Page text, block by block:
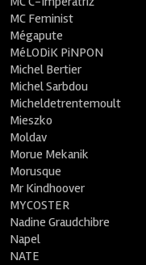
MC Feminist
Mégapute
MéLODiK PiNPON
Michel Bertier
Michel Sarbdou
Micheldetrentemoult
Mieszko
Moldav
Morue Mekanik
Morusque
Mr Kindhoover
MYCOSTER
Nadine Graudchibre
Napel
NATE